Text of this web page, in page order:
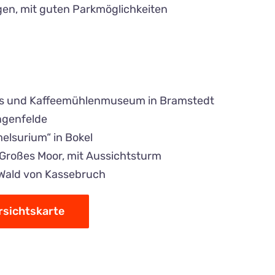
mit guten Parkmöglichkeiten
und Kaffeemühlenmuseum in Bramstedt
in Bokel
Moor, mit Aussichtsturm
von Kassebruch